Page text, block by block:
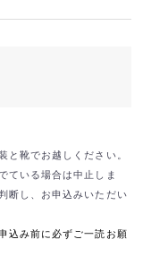
と靴でお越しください。
ている場合は中止しま
断し、お申込みいただい
込み前に必ずご一読お願